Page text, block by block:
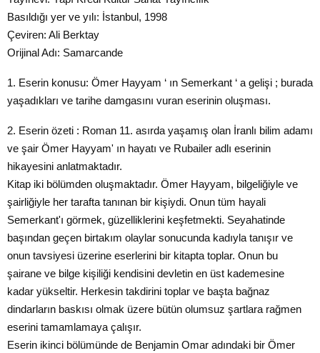
Basıldığı yer ve yılı: İstanbul, 1998
Çeviren: Ali Berktay
Orijinal Adı: Samarcande
1. Eserin konusu: Ömer Hayyam ‘ ın Semerkant ‘ a gelişi ; burada
yaşadıkları ve tarihe damgasını vuran eserinin oluşması.
2. Eserin özeti : Roman 11. asırda yaşamış olan İranlı bilim adamı
ve şair Ömer Hayyam' ın hayatı ve Rubailer adlı eserinin
hikayesini anlatmaktadır.
Kitap iki bölümden oluşmaktadır. Ömer Hayyam, bilgeliğiyle ve
şairliğiyle her tarafta tanınan bir kişiydi. Onun tüm hayali
Semerkant'ı görmek, güzelliklerini keşfetmekti. Seyahatinde
başından geçen birtakım olaylar sonucunda kadıyla tanışır ve
onun tavsiyesi üzerine eserlerini bir kitapta toplar. Onun bu
şairane ve bilge kişiliği kendisini devletin en üst kademesine
kadar yükseltir. Herkesin takdirini toplar ve başta bağnaz
dindarların baskısı olmak üzere bütün olumsuz şartlara rağmen
eserini tamamlamaya çalışır.
Eserin ikinci bölümünde de Benjamin Omar adındaki bir Ömer